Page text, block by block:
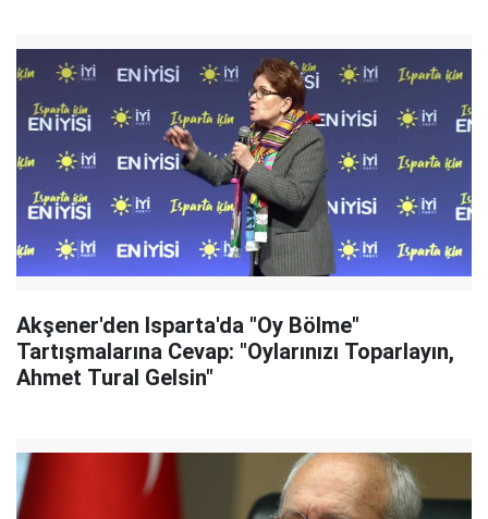
Akşener'den Isparta'da "Oy Bölme"
Tartışmalarına Cevap: "Oylarınızı Toparlayın,
Ahmet Tural Gelsin"